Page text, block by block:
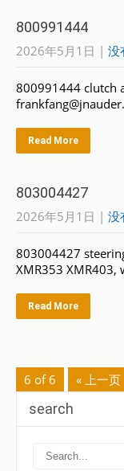
800991444
2026年5月1日 | 没
800991444 clutch
Read More
803004427
2026年5月1日 | 没
803004427
XMR353
Read More
6 of 6 « 上一页
search